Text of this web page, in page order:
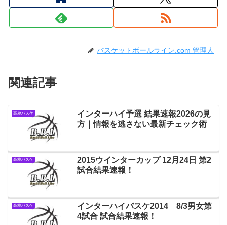
バスケットボールライン.com 管理人
関連記事
高校バスケ
インターハイ予選 結果速報2026の見
方｜情報を逃さない最新チェック術
高校バスケ
2015ウインターカップ 12月24日 第2
試合結果速報！
高校バスケ
インターハイバスケ2014 8/3男女第
4試合 試合結果速報！